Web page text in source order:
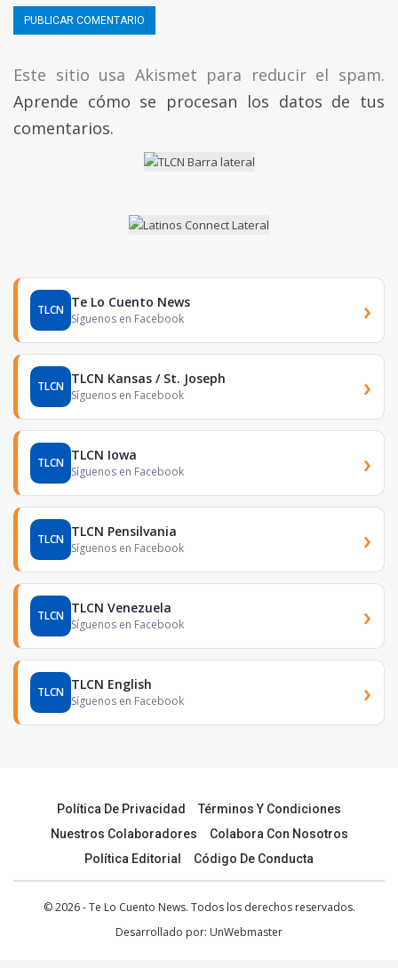
Este sitio usa Akismet para reducir el spam.
Aprende cómo se procesan los datos de tus
comentarios.
TLCN Te Lo Cuento News
Síguenos en Facebook ›
TLCN TLCN Kansas / St. Joseph
Síguenos en Facebook ›
TLCN TLCN Iowa
Síguenos en Facebook ›
TLCN TLCN Pensilvania
Síguenos en Facebook ›
TLCN TLCN Venezuela
Síguenos en Facebook ›
TLCN TLCN English
Síguenos en Facebook ›
Política De Privacidad
Términos Y Condiciones
Nuestros Colaboradores
Colabora Con Nosotros
Política Editorial
Código De Conducta
© 2026 - Te Lo Cuento News. Todos los derechos reservados.
Desarrollado por: UnWebmaster